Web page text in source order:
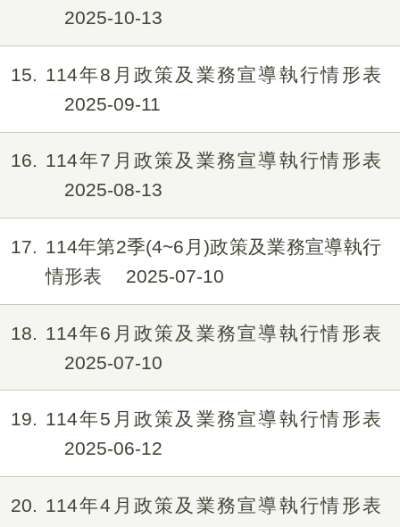
2025-10-13
15
114年8月政策及業務宣導執行情形表
2025-09-11
16
114年7月政策及業務宣導執行情形表
2025-08-13
17
114年第2季(4~6月)政策及業務宣導執行
情形表
2025-07-10
18
114年6月政策及業務宣導執行情形表
2025-07-10
19
114年5月政策及業務宣導執行情形表
2025-06-12
20
114年4月政策及業務宣導執行情形表